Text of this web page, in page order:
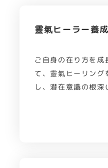
靈氣ヒーラー養
ご自身の在り方を成
て、靈氣ヒーリング
し、潜在意識の根深